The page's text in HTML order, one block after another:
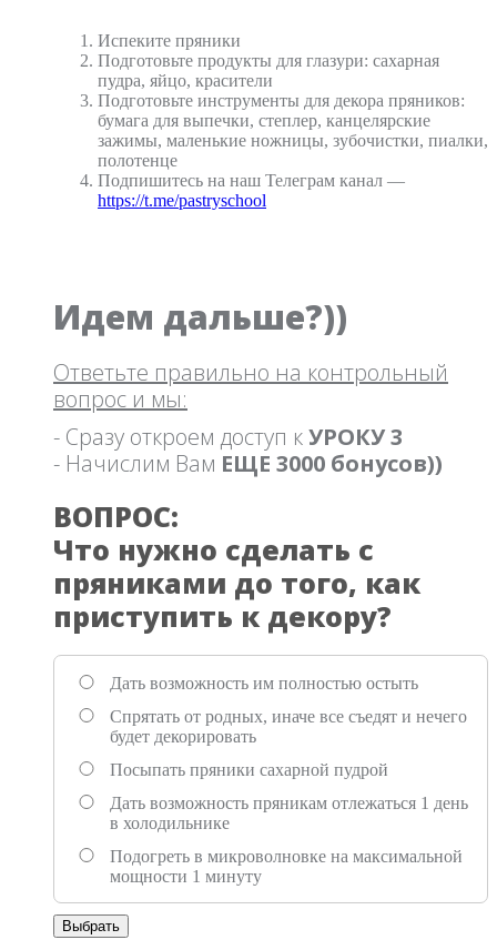
Испеките пряники
Подготовьте продукты для глазури: сахарная
пудра, яйцо, красители
Подготовьте инструменты для декора пряников:
бумага для выпечки, степлер, канцелярские
зажимы, маленькие ножницы, зубочистки, пиалки,
полотенце
Подпишитесь на наш Телеграм канал —
https://t.me/pastryschool
Идем дальше?))
Ответьте правильно на контрольный
вопрос и мы:
- Сразу откроем доступ кУРОКУ 3
- Начислим Вам ЕЩЕ 3000 бонусов))
ВОПРОС:
Что нужно сделать с
пряниками до того, как
приступить к декору?
Дать возможность им полностью остыть
Спрятать от родных, иначе все съедят и нечего
будет декорировать
Посыпать пряники сахарной пудрой
Дать возможность пряникам отлежаться 1 день
в холодильнике
Подогреть в микроволновке на максимальной
мощности 1 минуту
Выбрать